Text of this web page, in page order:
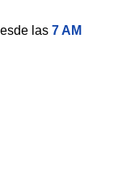
las 7 AM